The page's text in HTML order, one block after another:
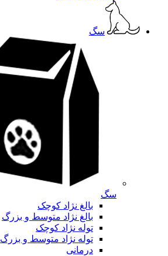
سگ
سگ
بالغ نژاد کوچک
بالغ نژاد متوسط و بزرگ
توله نژاد کوچک
توله نژاد متوسط و بزرگ
درمانی